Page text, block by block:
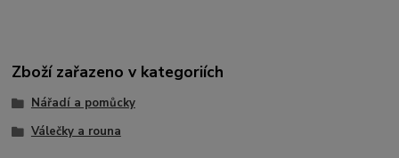
Zboží zařazeno v kategoriích
Nářadí a pomůcky
Válečky a rouna